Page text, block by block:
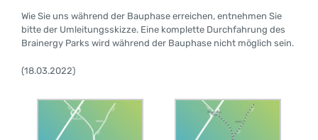
Wie Sie uns während der Bauphase erreichen, entnehmen Sie
bitte der Umleitungsskizze. Eine komplette Durchfahrung des
Brainergy Parks wird während der Bauphase nicht möglich sein.
(18.03.2022)